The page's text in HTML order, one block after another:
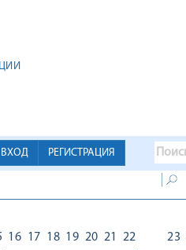
ВХОД РЕГИСТРАЦИЯ
16 17 18 19 20 21
22
23